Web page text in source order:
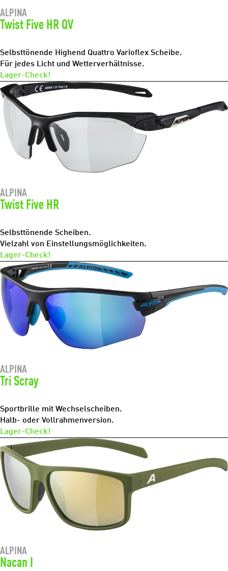
ALPINA
Twist Five HR QV
Selbsttönende Highend Quattro Varioflex Scheibe.
Für jedes Licht und Wetterverhältnisse.
Lager-Check!
ALPINA
Twist Five HR
Selbsttönende Scheiben.
Vielzahl von Einstellungsmöglichkeiten.
Lager-Check!
ALPINA
Tri Scray
Sportbrille mit Wechselscheiben.
Halb- oder Vollrahmenversion.
Lager-Check!
ALPINA
Nacan I